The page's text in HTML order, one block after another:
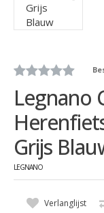
Legnano
Grijs
LEGNANO
Verlanglijst